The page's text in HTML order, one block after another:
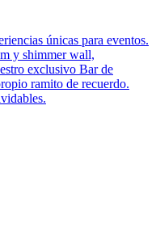
únicas para eventos.
y shimmer wall,
exclusivo Bar de
ramito de recuerdo.